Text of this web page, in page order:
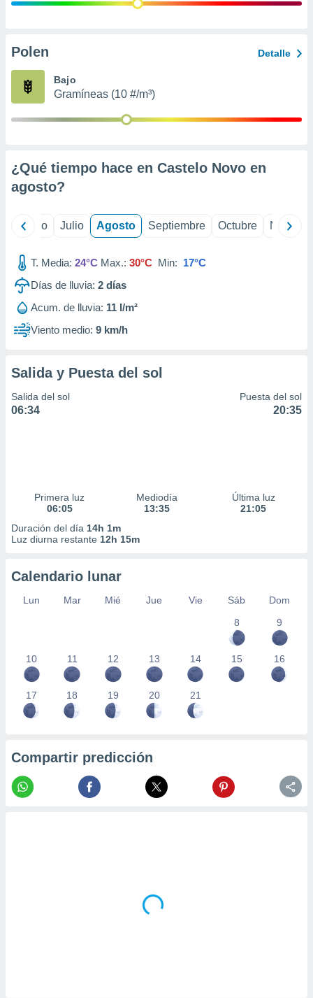
e
publicidad
Polen Detalle
Bajo
Gramíneas (10 #/m³)
¿Qué tiempo hace en Castelo Novo en
agosto?
Junio Julio Agosto Septiembre Octubre
T. Media: 24°C Max.: 30°C Min: 17°C
Días de lluvia: 2 días
Acum. de lluvia: 11 l/m²
Viento medio: 9 km/h
Salida y Puesta del sol
Salida del sol
06:34
Puesta del sol
20:35
Primera luz
06:05
Mediodía
13:35
Última luz
21:05
Duración del día 14h 1m
Luz diurna restante 12h 15m
Calendario lunar
Lun Mar Mié Jue Vie Sáb
Dom
8
9
10 11 12 13 14 15 16
17 18 19 20 21
Compartir predicción